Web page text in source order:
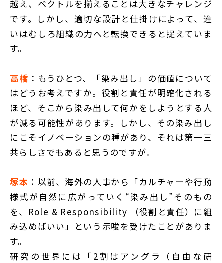
越え、ベクトルを揃えることは大きなチャレンジ
です。しかし、適切な設計と仕掛けによって、違
いはむしろ組織の力へと転換できると捉えていま
す。
高橋 ：もうひとつ、「染み出し」の価値について
はどうお考えですか。役割と責任が明確化される
ほど、そこから染み出して何かをしようとする人
が減る可能性があります。しかし、その染み出し
にこそイノベーションの種があり、それは第一三
共らしさでもあると思うのですが。
塚本 ：以前、海外の人事から「カルチャーや行動
様式が自然に広がっていく“染み出し”そのもの
を、Role & Responsibility （役割と責任）に組
み込めばいい」という示唆を受けたことがありま
す。
研究の世界には「2割はアングラ（自由な研